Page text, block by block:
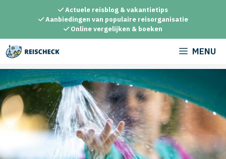
inhoud
Actuele reisblog & vakantietips
Aanbiedingen van populaire reisorganisatie
Online vergelijken & boeken
MENU